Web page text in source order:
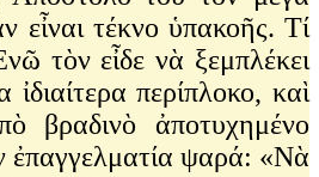
εἶναι τέκνο ὑπακοῆς. Τί
τὸν εἶδε νὰ ξεμπλέκει
περίπλοκο, καὶ
βραδινὸ ἀποτυχημένο
ἐπαγγελματία ψαρά: «Νὰ